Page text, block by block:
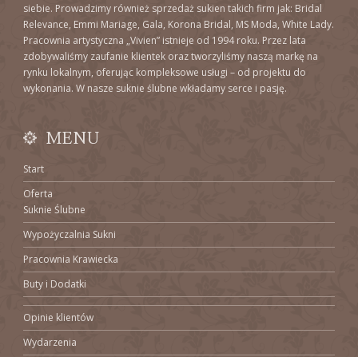
siebie. Prowadzimy również sprzedaż sukien takich firm jak: Bridal
Relevance, Emmi Mariage, Gala, Korona Bridal, MS Moda, White Lady.
Pracownia artystyczna „Vivien” istnieje od 1994 roku. Przez lata
zdobywaliśmy zaufanie klientek oraz tworzyliśmy naszą markę na
rynku lokalnym, oferując kompleksowe usługi – od projektu do
wykonania. W nasze suknie ślubne wkładamy serce i pasję.
MENU
Start
Oferta
Suknie Ślubne
Wypożyczalnia Sukni
Pracownia Krawiecka
Buty i Dodatki
Opinie klientów
Wydarzenia